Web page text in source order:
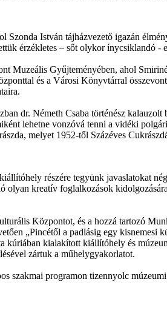
István tájházvezető igazán
érzékletes – sőt olykor ínycsiklandó -
Muzeális Gyűjteményében, ahol
és a Városi Könyvtárral
dr. Németh Csaba történész
lehetne vonzóvá tenni a vidéki
melyet 1952-től Százéves
részére tegyünk javaslatokat
olyan kreatív foglalkozások
Központot, és a hozzá tartozó
„Pincétől a padlásig egy kisnemesi
kúriában kialakított kiállítóhely és
zártuk a műhelygyakorlatot.
szakmai programon tizennyolc